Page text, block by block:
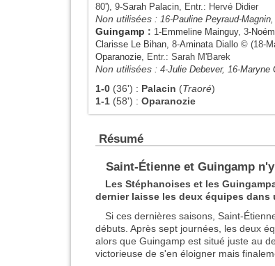
80'), 9-Sarah Palacin , Entr.: Hervé Didier
Non utilisées : 16-Pauline Peyraud-Magnin
Guingamp : 1-Emmeline Mainguy, 3-
Clarisse Le Bihan , 8-Aminata Diallo © (18-
Oparanozie , Entr.: Sarah M'Barek
Non utilisées : 4-Julie Debever, 16-Maryne
1-0 (36') : Palacin (Traoré)
1-1 (58') : Oparanozie
Résumé
Saint-Étienne et Guingamp
Les Stéphanoises et les
dernier laisse les deux équipes
Si ces dernières saisons, Saint-
débuts. Après sept journées, les deux
alors que Guingamp est situé juste au
victorieuse de s'en éloigner mais